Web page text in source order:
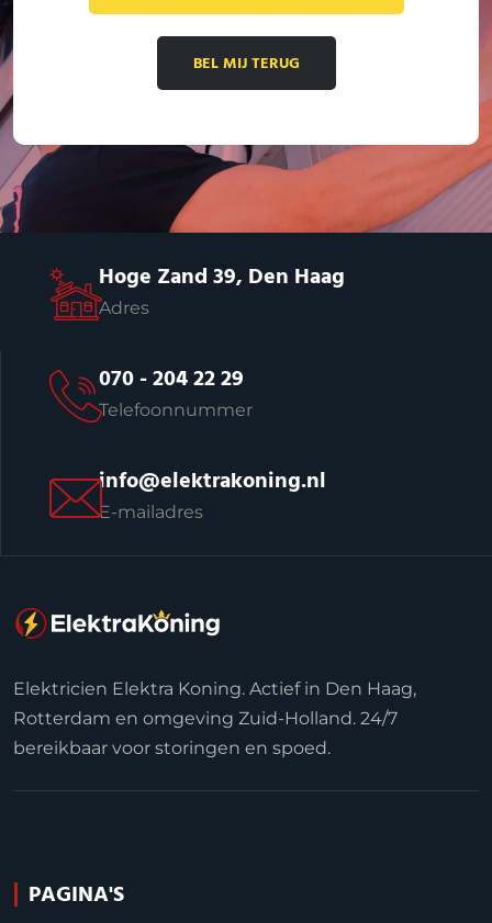
BEL MIJ TERUG
Hoge Zand 39, Den Haag
Adres
070 - 204 22 29
Telefoonnummer
info@elektrakoning.nl
E-mailadres
Elektricien Elektra Koning. Actief in Den Haag,
Rotterdam en omgeving Zuid-Holland. 24/7
bereikbaar voor storingen en spoed.
PAGINA'S